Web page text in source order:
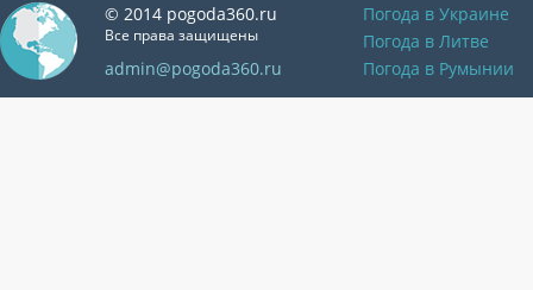
© 2014 pogoda360.ru
Все права защищены
admin@pogoda360.ru
Погода в Украине
Погода в Литве
Погода в Румынии